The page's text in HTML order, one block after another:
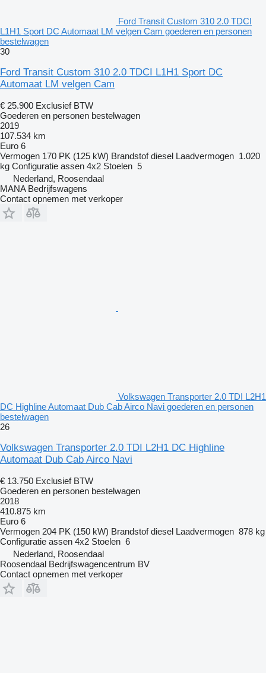
Ford Transit Custom 310 2.0 TDCI
L1H1 Sport DC Automaat LM velgen Cam goederen en personen
bestelwagen
30
Ford Transit Custom 310 2.0 TDCI L1H1 Sport DC
Automaat LM velgen Cam
€ 25.900 Exclusief BTW
Goederen en personen bestelwagen
2019
107.534 km
Euro 6
Vermogen 170 PK (125 kW) Brandstof diesel Laadvermogen 1.020
kg Configuratie assen 4x2 Stoelen 5
Nederland, Roosendaal
MANA Bedrijfswagens
Contact opnemen met verkoper
Volkswagen Transporter 2.0 TDI L2H1
DC Highline Automaat Dub Cab Airco Navi goederen en personen
bestelwagen
26
Volkswagen Transporter 2.0 TDI L2H1 DC Highline
Automaat Dub Cab Airco Navi
€ 13.750 Exclusief BTW
Goederen en personen bestelwagen
2018
410.875 km
Euro 6
Vermogen 204 PK (150 kW) Brandstof diesel Laadvermogen 878 kg
Configuratie assen 4x2 Stoelen 6
Nederland, Roosendaal
Roosendaal Bedrijfswagencentrum BV
Contact opnemen met verkoper